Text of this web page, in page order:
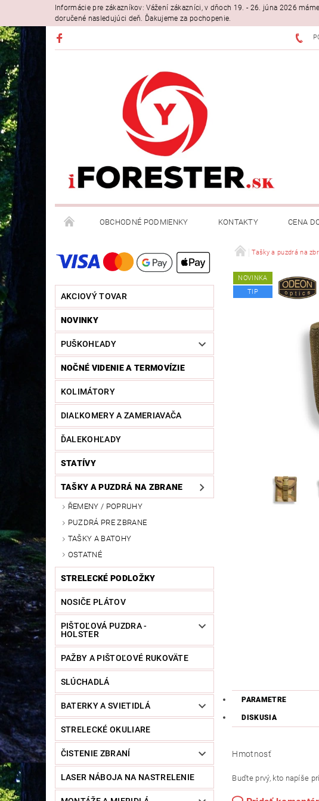
Informácie pre zákazníkov: Vážení zákazníci, v dňoch 19. - 26. júna 2026
doručené nasledujúci deň. Ďakujeme za pochopenie.
OBCHODNÉ PODMIENKY KONTAKTY CENA
AKCIOVÝ TOVAR
NOVINKY
PUŠKOHĽADY
NOČNÉ VIDENIE A TERMOVÍZIE
KOLIMÁTORY
DIAĽKOMERY A ZAMERIAVAČA
ĎALEKOHĽADY
STATÍVY
TAŠKY A PUZDRÁ NA ZBRANE
ŘEMENY / POPRUHY
PUZDRÁ PRE ZBRANE
TAŠKY A BATOHY
OSTATNÉ
STRELECKÉ PODLOŽKY
NOSIČE PLÁTOV
PIŠTOĽOVÁ PUZDRA -
HOLSTER
PAŽBY A PIŠTOĽOVÉ RUKOVÄTE
SLÚCHADLÁ
BATERKY A SVIETIDLÁ
STRELECKÉ OKULIARE
ČISTENIE ZBRANÍ
LASER NÁBOJA NA NASTRELENIE
Tašky a puzdrá na
NOVINKA
TIP
PARAMETRE
DISKUSIA
Hmotnosť
Buďte prvý, kto napíše